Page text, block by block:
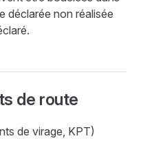
déclarée non réalisée
de route
de virage, KPT)